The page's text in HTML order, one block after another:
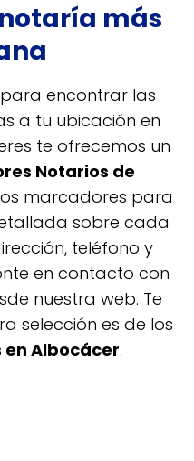
más
encontrar las
a tu ubicación en
te ofrecemos un
Notarios de
marcadores para
sobre cada
teléfono y
en contacto con
nuestra web. Te
selección es de los
Albocácer.